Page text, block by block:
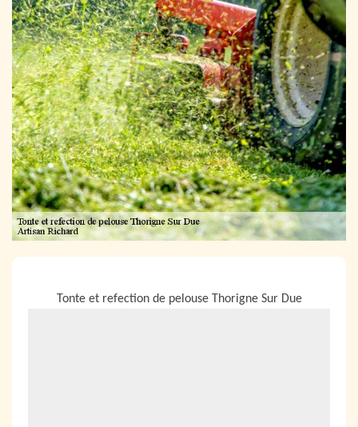
Tonte et refection de pelouse Thorigne Sur Due